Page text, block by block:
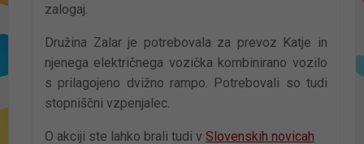
zalogaj.
Družina Zalar je potrebovala za prevoz Katje in
njenega električnega vozička kombinirano vozilo
s prilagojeno dvižno rampo. Potrebovali so tudi
stopniščni vzpenjalec.
O akciji ste lahko brali tudi v Slovenskih novicah